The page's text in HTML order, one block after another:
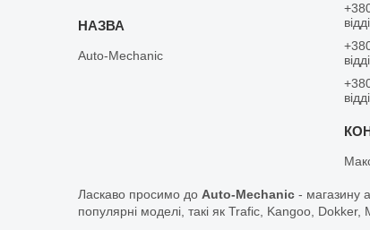
Auto-Mechanic
Ласкаво просимо до Auto-Mechanic - магазину
популярні моделі, такі як Trafic, Kangoo,